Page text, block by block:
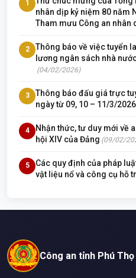
1
nhân dịp kỷ niệm 80 năm
Tham mưu Công an nhân
2
Thông báo về việc tuyển
lương ngân sách nhà
(04/02/2026)
3
Thông báo đấu giá trực
ngày từ 09, 10 – 11/3/2026
4
Nhận thức, tư duy mới về
hội XIV của Đảng (09/02/
5
Các quy định của pháp
vật liệu nổ và công cụ hỗ
Công an tỉnh Phú Thọ